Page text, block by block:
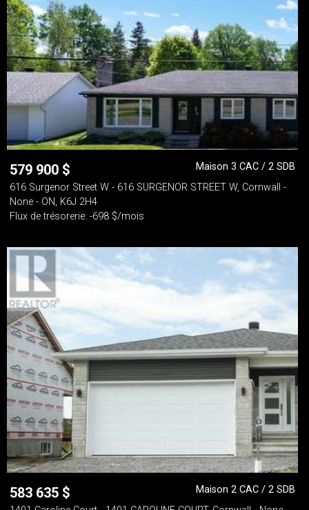
579 900 $
Maison 3 CAC / 2 SDB
616 Surgenor Street W - 616 SURGENOR STREET W, Cornwall -
None - ON, K6J 2H4
Flux de trésorerie: -698 $/mois
583 635 $
Maison 2 CAC / 2 SDB